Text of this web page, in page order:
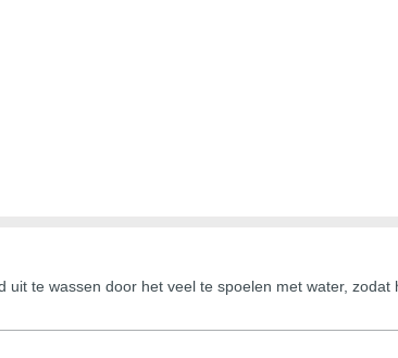
te wassen door het veel te spoelen met water,